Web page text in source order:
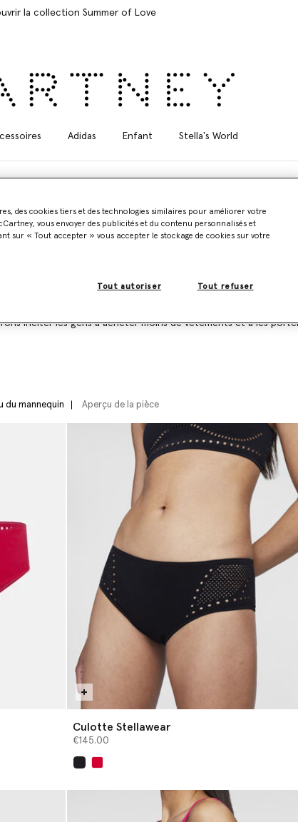
la collection Summer of Love
Adidas Enfant Stella's World
la lingerie — une innovation mêlant mode, fonctionnalité et
et résistant au chlore, un fil durable fabriqué à partir de nylon
denim et de courir dans la piscine. Elles sèchent très
ni l’eau de mer, car nous voulions mettre au point un produit
inciter les gens à acheter moins de vêtements et à les
du mannequin Aperçu de la pièce
Culotte Stellawear
€145.00
des cookies tiers et des technologies similaires pour améliorer votre
vous envoyer des publicités et du contenu personnalisés et
sur « Tout accepter » vous accepter le stockage de cookies sur votre
Tout refuser
Tout autoriser